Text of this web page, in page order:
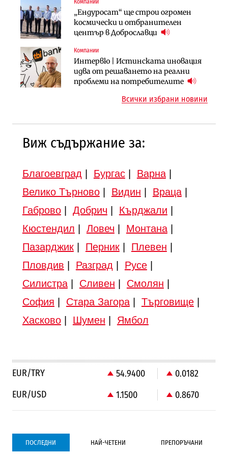
Компании
„Ендуросат“ ще строи огромен
космически и отбранителен
център в Доброславци
Компании
Интервю | Истинската иновация
идва от решаването на реални
проблеми на потребителите
Компании
„Хювефарма“ подписа договор за
придобиване на Euroapi Italy
Инфраструктура
АПИ възложи промяната на
парцеларния план за
Градоустройство
Столична община избра
изпълнител за преместването на
трамвайното трасе по бул.
Инфраструктура
Вторият мост над Варненското
езеро става част от бъдещата
Всички избрани новини
Виж съдържание за:
Благоевград Бургас| Варна|
Велико Търново| Видин Враца|
Габрово| Добрич Кърджали
Кюстендил
Ловеч Монтана|
Пазарджик| Перник| Плевен
Пловдив
Разград Русе|
Силистра| Сливен Смолян
София
Стара Загора| Търговище|
Хасково| Шумен Ямбол
EUR/TRY 54.9400
0.0182
EUR/USD
1.1500 0.8670
ПОСЛЕДНИ НАЙ-ЧЕТЕНИ ПРЕПОРЪЧАНИ